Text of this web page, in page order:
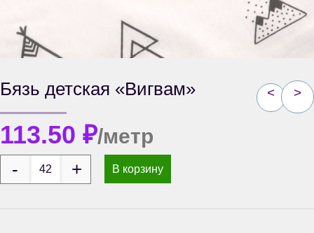
< >
Бязь детская «Вигвам»
113.50 ₽/метр
В корзину